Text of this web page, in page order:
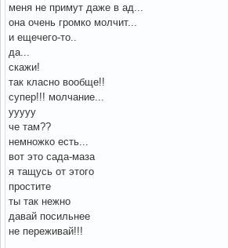
меня не примут даже в ад...
она очень громко молчит...
и ещечего-то..
да...
скажи!
так класно вообще!!
супер!!! молчание...
ууууу
че там??
немножко есть...
вот это сада-маза
я тащусь от этого
простите
ты так нежно
давай посильнее
не переживай!!!